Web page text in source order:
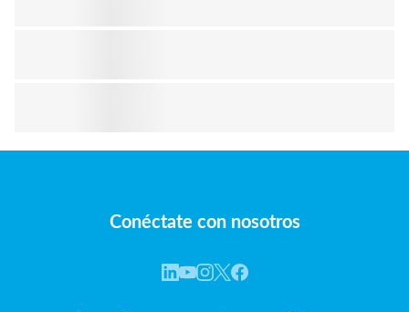
Conéctate con nosotros